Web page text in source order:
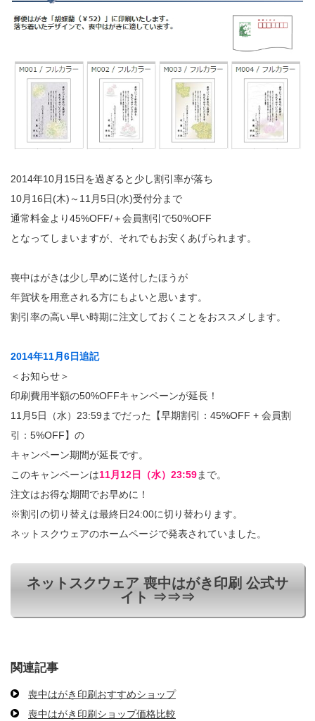
2014年10月15日を過ぎると少し割引率が落ち
10月16日(木)～11月5日(水)受付分まで
通常料金より45%OFF/＋会員割引で50%OFF
となってしまいますが、それでもお安くあげられます。
喪中はがきは少し早めに送付したほうが
年賀状を用意される方にもよいと思います。
割引率の高い早い時期に注文しておくことをおススメします。
2014年11月6日追記
＜お知らせ＞
印刷費用半額の50%OFFキャンペーンが延長！
11月5日（水）23:59までだった【早期割引：45%OFF + 会員割
引：5%OFF】の
キャンペーン期間が延長です。
このキャンペーンは11月12日（水）23:59まで。
注文はお得な期間でお早めに！
※割引の切り替えは最終日24:00に切り替わります。
ネットスクウェアのホームページで発表されていました。
ネットスクウェア 喪中はがき印刷 公式サ
イト ⇒⇒⇒
関連記事
喪中はがき印刷おすすめショップ
喪中はがき印刷ショップ価格比較